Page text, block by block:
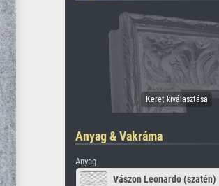
Anyag & Vakráma
Anyag
Vászon Leonardo (szatén)